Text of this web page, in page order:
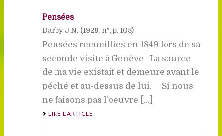
Pensées
Darby J.N. (1928, n°, p. 108)
Pensées recueillies en 1849 lors de sa
seconde visite à Genève La source
de ma vie existait et demeure avant le
péché et au-dessus de lui. Si nous
ne faisons pas l’oeuvre [...]
LIRE L'ARTICLE